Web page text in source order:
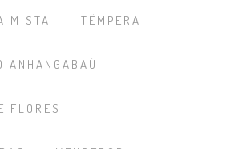
MISTA TÊMPERA
ANHANGABAÚ
FLORES